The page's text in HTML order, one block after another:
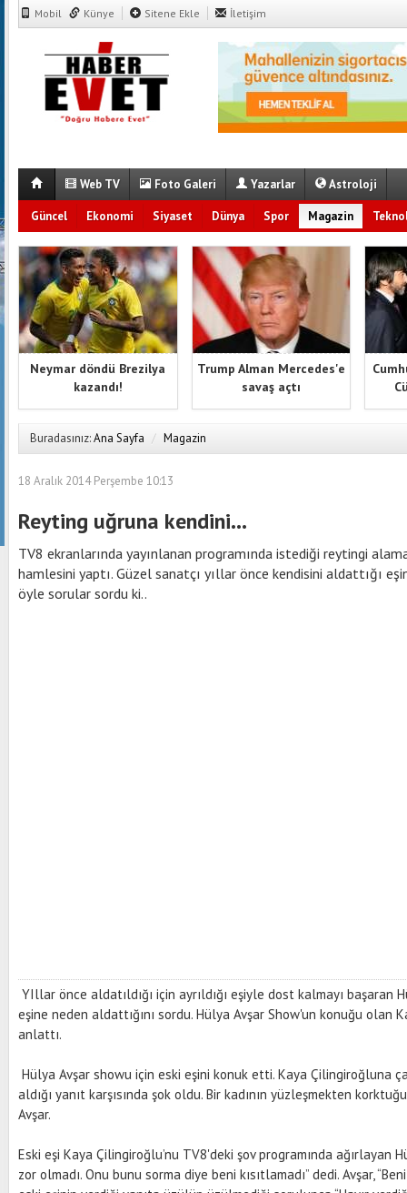
Mobil Künye Sitene Ekle İletişim
Web TV Foto Galeri Yazarlar Astroloji
Güncel Ekonomi Siyaset Dünya Spor Magazin
Neymar döndü Brezilya
kazandı!
Trump Alman Mercedes'e
savaş açtı
Buradasınız:Ana Sayfa / Magazin
18 Aralık 2014 Perşembe 10:13
Reyting uğruna kendini...
TV8 ekranlarında yayınlanan programında istediği reytingi
hamlesini yaptı. Güzel sanatçı yıllar önce kendisini aldattığı
öyle sorular sordu ki..
YIllar önce aldatıldığı için ayrıldığı eşiyle dost kalmayı başaran
eşine neden aldattığını sordu. Hülya Avşar Show'un konuğu olan
anlattı.
Hülya Avşar showu için eski eşini konuk etti. Kaya Çilingiroğluna
aldığı yanıt karşısında şok oldu. Bir kadının yüzleşmekten
Avşar.
Eski eşi Kaya Çilingiroğlu’nu TV8'deki şov programında ağırlayan
zor olmadı. Onu bunu sorma diye beni kısıtlamadı” dedi. Avşar,